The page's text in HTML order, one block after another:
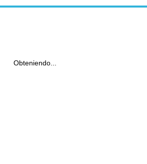
Obteniendo...